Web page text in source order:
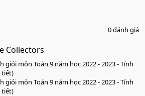
0 đánh giá
Collectors
giỏi môn Toán 9 năm học 2022 - 2023 - Tỉnh
tiết)
giỏi môn Toán 9 năm học 2022 - 2023 - Tỉnh
tiết)